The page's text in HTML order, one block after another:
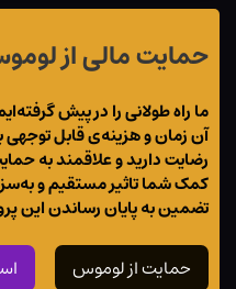
حمایت مالی از
ما راه طولانی را در پیش
آن زمان و هزینه‌ی قابل توجهی
رضایت دارید و علاقمند به
کمک شما تاثیر مستقیم و
تضمین به پایان رساندن این
حمایت از لوموس